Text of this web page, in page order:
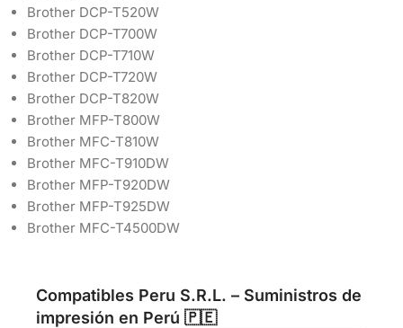
Brother DCP-T520W
Brother DCP-T700W
Brother DCP-T710W
Brother DCP-T720W
Brother DCP-T820W
Brother MFP-T800W
Brother MFC-T810W
Brother MFC-T910DW
Brother MFP-T920DW
Brother MFP-T925DW
Brother MFC-T4500DW
Compatibles Peru S.R.L. – Suministros de
impresión en Perú 🇵🇪